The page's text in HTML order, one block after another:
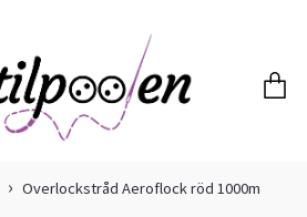
Overlockstråd Aeroflock röd 1000m